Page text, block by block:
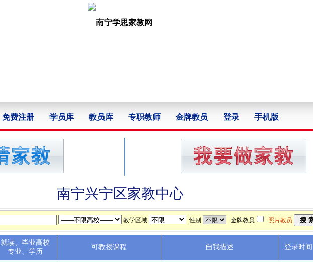
免费注册 学员库 教员库 专职教师 金牌教员 登录 手机版
南宁兴宁区家教中心
教学区域 性别 金牌教员 照片教员
就读、毕业高校
专业、学历
可教授课程 自我描述 登录时间